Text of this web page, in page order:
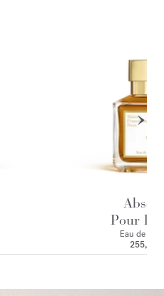
Pour le
Eau de
255,00 €